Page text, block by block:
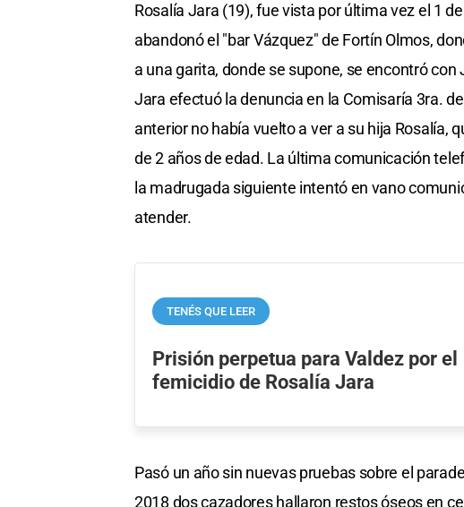
Rosalía Jara (19), fue vista por última vez el 1
abandonó el "bar Vázquez" de Fortín Olmos,
a una garita, donde se supone, se encontró
Jara efectuó la denuncia en la Comisaría 3ra.
anterior no había vuelto a ver a su hija Rosalía,
de 2 años de edad. La última comunicación
la madrugada siguiente intentó en vano
atender.
TENÉS QUE LEER
Prisión perpetua para Valdez por el
femicidio de Rosalía Jara
Pasó un año sin nuevas pruebas sobre el
2018 dos cazadores hallaron restos óseos en